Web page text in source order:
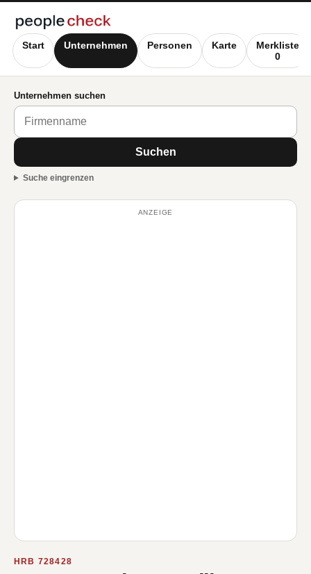
Start Unternehmen Personen Karte
Merkliste
0
Unternehmen suchen
Suchen
Suche eingrenzen
ANZEIGE
HRB 728428